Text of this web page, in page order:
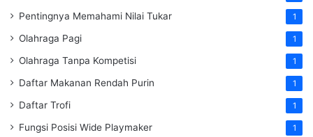
Pentingnya Memahami Nilai Tukar 1
Olahraga Pagi 1
Olahraga Tanpa Kompetisi 1
Daftar Makanan Rendah Purin 1
Daftar Trofi 1
Fungsi Posisi Wide Playmaker 1